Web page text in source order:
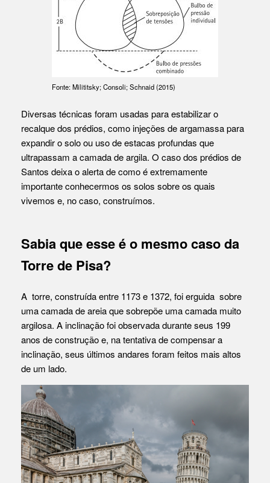
Fonte: Milititsky; Consoli; Schnaid (2015)
Diversas técnicas foram usadas para estabilizar o
recalque dos prédios, como injeções de argamassa para
expandir o solo ou uso de estacas profundas que
ultrapassam a camada de argila. O caso dos prédios de
Santos deixa o alerta de como é extremamente
importante conhecermos os solos sobre os quais
vivemos e, no caso, construímos.
Sabia que esse é o mesmo caso da
Torre de Pisa?
A torre, construída entre 1173 e 1372, foi erguida sobre
uma camada de areia que sobrepõe uma camada muito
argilosa. A inclinação foi observada durante seus 199
anos de construção e, na tentativa de compensar a
inclinação, seus últimos andares foram feitos mais altos
de um lado.